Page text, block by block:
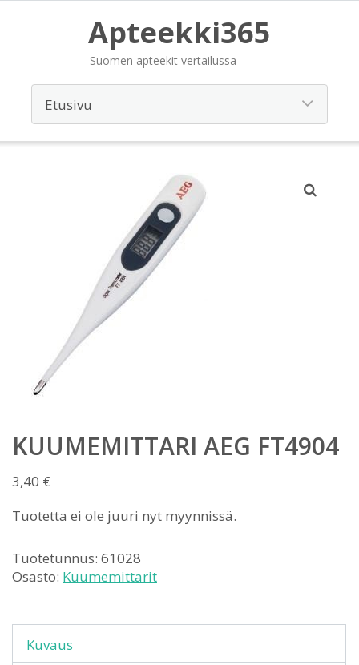
Apteekki365
Suomen apteekit vertailussa
KUUMEMITTARI AEG FT4904
3,40 €
Tuotetta ei ole juuri nyt myynnissä.
Tuotetunnus: 61028
Osasto: Kuumemittarit
Kuvaus